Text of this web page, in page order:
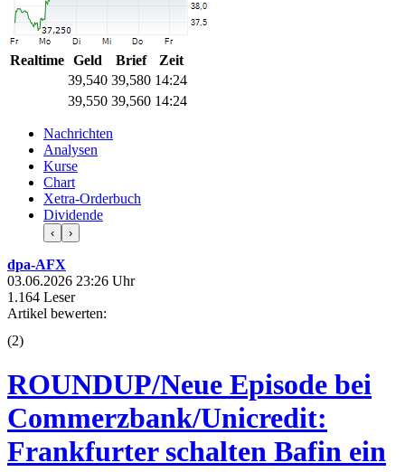
Realtime Geld Brief
Zeit
39,540 39,580 14:24
39,550 39,560 14:24
Nachrichten
Analysen
Kurse
Chart
Xetra-Orderbuch
Dividende
‹ ›
dpa-AFX
03.06.2026 23:26 Uhr
1.164 Leser
Artikel bewerten:
(2)
ROUNDUP/Neue Episode bei
Commerzbank/Unicredit:
Frankfurter schalten Bafin ein